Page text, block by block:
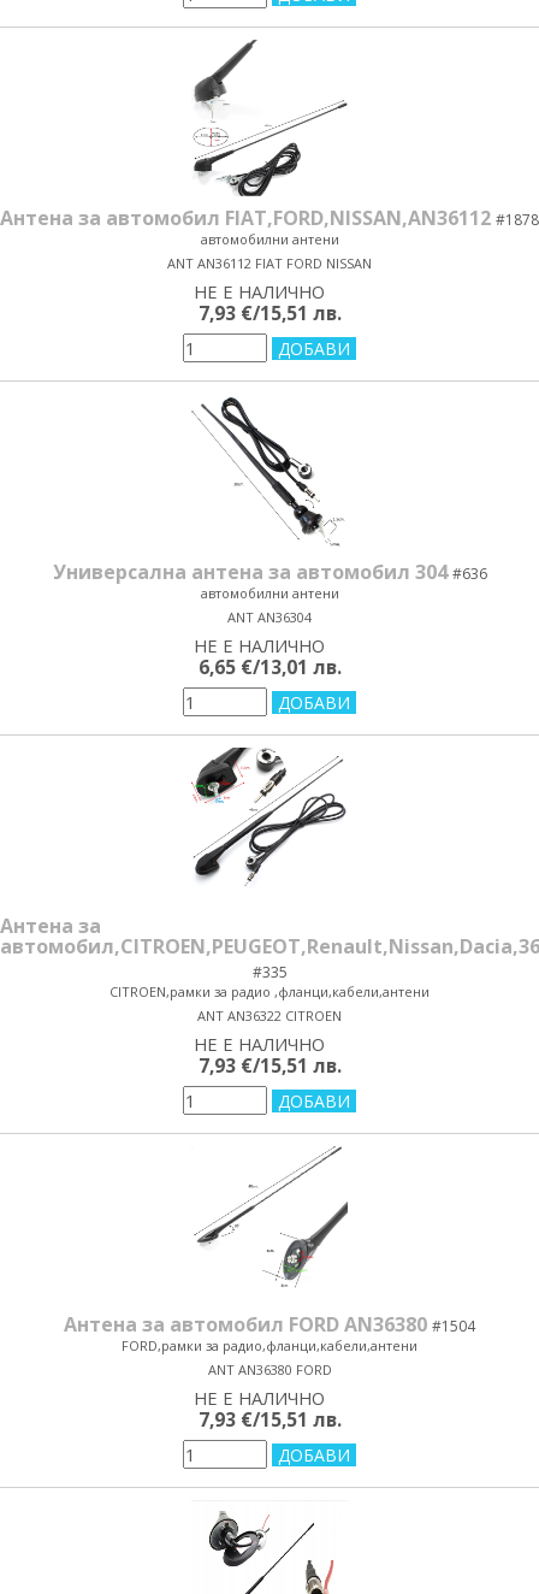
Антена за автомобил FIAT,FORD,NISSAN,AN36112 #1878
автомобилни антени
ANT AN36112 FIAT FORD NISSAN
НЕ Е НАЛИЧНО
7,93 €/15,51 лв.
Универсална антена за автомобил 304 #636
автомобилни антени
ANT AN36304
НЕ Е НАЛИЧНО
6,65 €/13,01 лв.
Антена за
#335
CITROEN,рамки за радио ,фланци,кабели,антени
ANT AN36322 CITROEN
НЕ Е НАЛИЧНО
7,93 €/15,51 лв.
Антена за автомобил FORD AN36380 #1504
FORD,рамки за радио,фланци,кабели,антени
ANT AN36380 FORD
НЕ Е НАЛИЧНО
7,93 €/15,51 лв.